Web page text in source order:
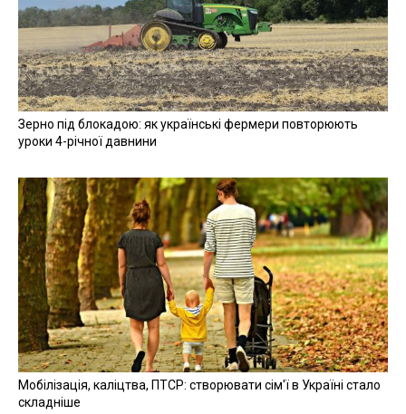
Зерно під блокадою: як українські фермери повторюють
уроки 4-річної давнини
Мобілізація, каліцтва, ПТСР: створювати сім'ї в Україні стало
складніше